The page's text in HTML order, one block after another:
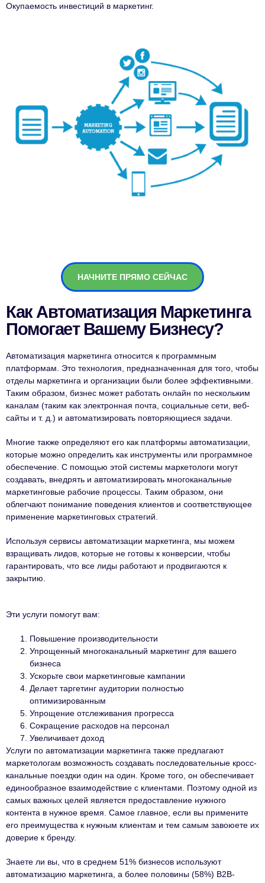
Окупаемость инвестиций в маркетинг.
НАЧНИТЕ ПРЯМО СЕЙЧАС
Как Автоматизация Маркетинга
Помогает Вашему Бизнесу?
Автоматизация маркетинга относится к программным
платформам. Это технология, предназначенная для того, чтобы
отделы маркетинга и организации были более эффективными.
Таким образом, бизнес может работать онлайн по нескольким
каналам (таким как электронная почта, социальные сети, веб-
сайты и т. д.) и автоматизировать повторяющиеся задачи.
Многие также определяют его как платформы автоматизации,
которые можно определить как инструменты или программное
обеспечение. С помощью этой системы маркетологи могут
создавать, внедрять и автоматизировать многоканальные
маркетинговые рабочие процессы. Таким образом, они
облегчают понимание поведения клиентов и соответствующее
применение маркетинговых стратегий.
Используя сервисы автоматизации маркетинга, мы можем
взращивать лидов, которые не готовы к конверсии, чтобы
гарантировать, что все лиды работают и продвигаются к
закрытию.
Эти услуги помогут вам:
Повышение производительности
Упрощенный многоканальный маркетинг для вашего
бизнеса
Ускорьте свои маркетинговые кампании
Делает таргетинг аудитории полностью
оптимизированным
Упрощение отслеживания прогресса
Сокращение расходов на персонал
Увеличивает доход
Услуги по автоматизации маркетинга также предлагают
маркетологам возможность создавать последовательные кросс-
канальные поездки один на один. Кроме того, он обеспечивает
единообразное взаимодействие с клиентами. Поэтому одной из
самых важных целей является предоставление нужного
контента в нужное время. Самое главное, если вы примените
его преимущества к нужным клиентам и тем самым завоюете их
доверие к бренду.
Знаете ли вы, что в среднем 51% бизнесов используют
автоматизацию маркетинга, а более половины (58%) B2B-